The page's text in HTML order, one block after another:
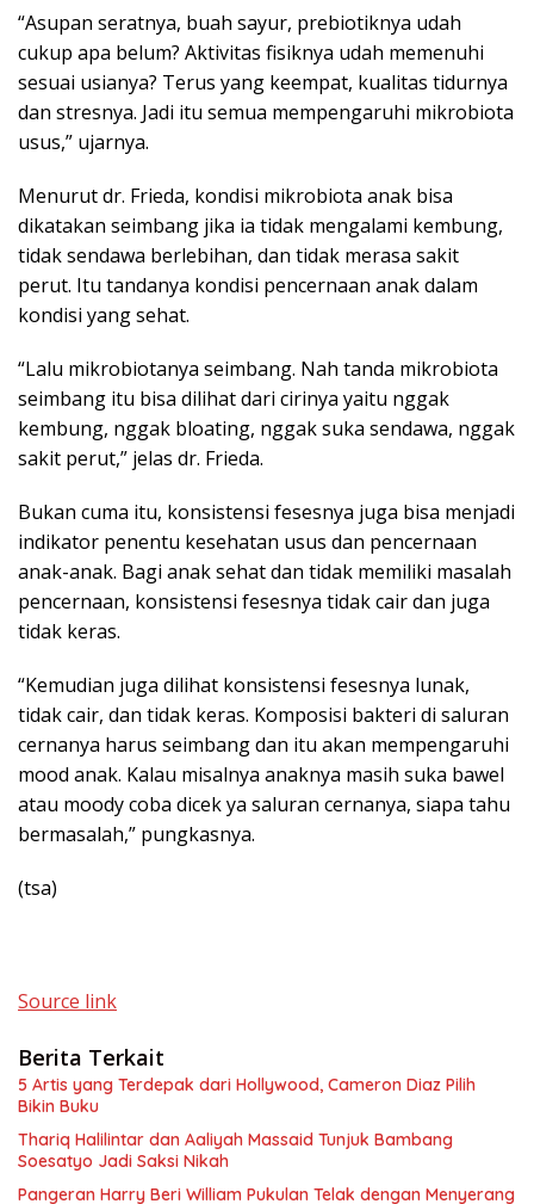
“Asupan seratnya, buah sayur, prebiotiknya udah
cukup apa belum? Aktivitas fisiknya udah memenuhi
sesuai usianya? Terus yang keempat, kualitas tidurnya
dan stresnya. Jadi itu semua mempengaruhi mikrobiota
usus,” ujarnya.
Menurut dr. Frieda, kondisi mikrobiota anak bisa
dikatakan seimbang jika ia tidak mengalami kembung,
tidak sendawa berlebihan, dan tidak merasa sakit
perut. Itu tandanya kondisi pencernaan anak dalam
kondisi yang sehat.
“Lalu mikrobiotanya seimbang. Nah tanda mikrobiota
seimbang itu bisa dilihat dari cirinya yaitu nggak
kembung, nggak bloating, nggak suka sendawa, nggak
sakit perut,” jelas dr. Frieda.
Bukan cuma itu, konsistensi fesesnya juga bisa menjadi
indikator penentu kesehatan usus dan pencernaan
anak-anak. Bagi anak sehat dan tidak memiliki masalah
pencernaan, konsistensi fesesnya tidak cair dan juga
tidak keras.
“Kemudian juga dilihat konsistensi fesesnya lunak,
tidak cair, dan tidak keras. Komposisi bakteri di saluran
cernanya harus seimbang dan itu akan mempengaruhi
mood anak. Kalau misalnya anaknya masih suka bawel
atau moody coba dicek ya saluran cernanya, siapa tahu
bermasalah,” pungkasnya.
(tsa)
Source link
Berita Terkait
5 Artis yang Terdepak dari Hollywood, Cameron Diaz Pilih
Bikin Buku
Thariq Halilintar dan Aaliyah Massaid Tunjuk Bambang
Soesatyo Jadi Saksi Nikah
Pangeran Harry Beri William Pukulan Telak dengan Menyerang